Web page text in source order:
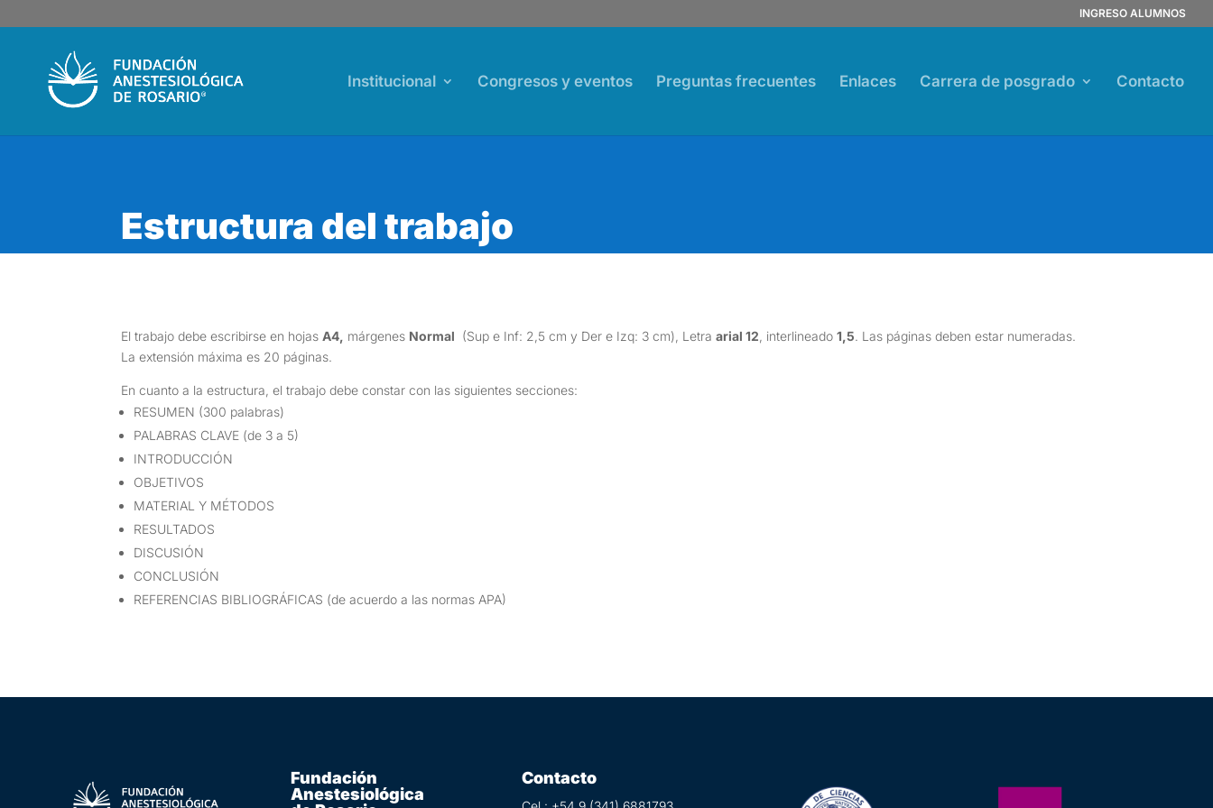
INGRESO ALUMNOS
Institucional Congresos y eventos Preguntas frecuentes Enlaces Carrera de posgrado Contacto
Estructura del trabajo
El trabajo debe escribirse en hojasA4, márgenes Normal (Sup e Inf: 2,5 cm y Der e Izq: 3 cm), Letraarial 12 , interlineado1,5. Las páginas deben estar numeradas.
La extensión máxima es 20 páginas.
En cuanto a la estructura, el trabajo debe constar con las siguientes secciones:
RESUMEN (300 palabras)
PALABRAS CLAVE (de 3 a 5)
INTRODUCCIÓN
OBJETIVOS
MATERIAL Y MÉTODOS
RESULTADOS
DISCUSIÓN
CONCLUSIÓN
REFERENCIAS BIBLIOGRÁFICAS (de acuerdo a las normas APA)
Fundación
Anestesiológica
Contacto